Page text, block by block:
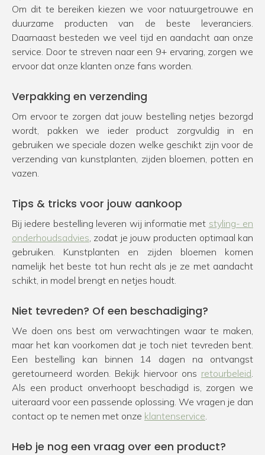
Om dit te bereiken kiezen we voor natuurgetrouwe en
duurzame producten van de beste leveranciers.
Daarnaast besteden we veel tijd en aandacht aan onze
service. Door te streven naar een 9+ ervaring, zorgen we
ervoor dat onze klanten onze fans worden.
Verpakking en verzending
Om ervoor te zorgen dat jouw bestelling netjes bezorgd
wordt, pakken we ieder product zorgvuldig in en
gebruiken we speciale dozen welke geschikt zijn voor de
verzending van kunstplanten, zijden bloemen, potten en
vazen.
Tips & tricks voor jouw aankoop
Bij iedere bestelling leveren wij informatie met styling- en
onderhoudsadvies, zodat je jouw producten optimaal kan
gebruiken. Kunstplanten en zijden bloemen komen
namelijk het beste tot hun recht als je ze met aandacht
schikt, in model brengt en netjes houdt.
Niet tevreden? Of een beschadiging?
We doen ons best om verwachtingen waar te maken,
maar het kan voorkomen dat je toch niet tevreden bent.
Een bestelling kan binnen 14 dagen na ontvangst
geretourneerd worden. Bekijk hiervoor ons retourbeleid.
Als een product onverhoopt beschadigd is, zorgen we
uiteraard voor een passende oplossing. We vragen je dan
contact op te nemen met onze klantenservice.
Heb je nog een vraag over een product?